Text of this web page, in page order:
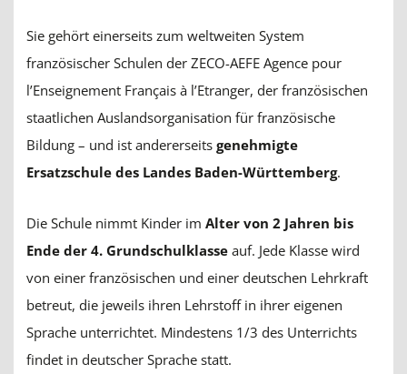
Sie gehört einerseits zum weltweiten System
französischer Schulen der ZECO-AEFE Agence pour
l’Enseignement Français à l’Etranger, der französischen
staatlichen Auslandsorganisation für französische
Bildung – und ist andererseits genehmigte
Ersatzschule des Landes Baden-Württemberg.
Die Schule nimmt Kinder im Alter von 2 Jahren bis
Ende der 4. Grundschulklasse auf. Jede Klasse wird
von einer französischen und einer deutschen Lehrkraft
betreut, die jeweils ihren Lehrstoff in ihrer eigenen
Sprache unterrichtet. Mindestens 1/3 des Unterrichts
findet in deutscher Sprache statt.